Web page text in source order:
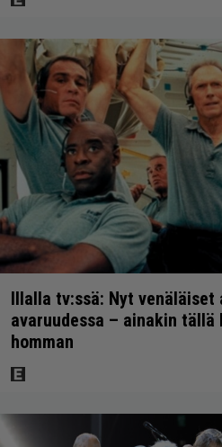
Illalla tv:ssä: Nyt
avaruudessa – ainakin
homman